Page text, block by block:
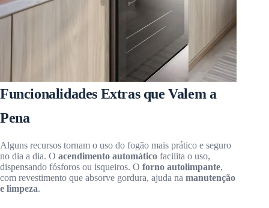
Funcionalidades Extras que Valem a
Pena
Alguns recursos tornam o uso do fogão mais prático e seguro
no dia a dia. O acendimento automático facilita o uso,
dispensando fósforos ou isqueiros. O forno autolimpante,
com revestimento que absorve gordura, ajuda na manutenção
e limpeza.